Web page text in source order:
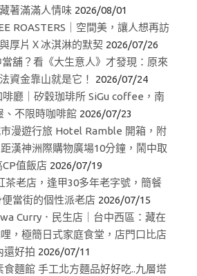
著滿滿人情味 2026/08/01
ROASTERS｜空間美，讓人想再訪
厚片Ｘ冰淇淋的默契 2026/07/26
舖？看《大生意人》才發現：原來
資金靠山就是它！
2026/07/24
廳｜矽穀珈琲所 SiGu coffee，南
、不限時咖啡館 2026/07/23
漫遊行旅 Hotel Ramble 開箱，附
漢神洲際購物廣場10分鐘，鬧中取
CP值飯店 2026/07/19
茶老店，逢甲30多年老字號，簡餐
當街的個性派老店 2026/07/15
Curry．民生店｜台中西區：藏在
，極簡日式家庭食堂，店門口比店
還好拍 2026/07/11
食麵館 手工北方麵品好好吃..九層塔